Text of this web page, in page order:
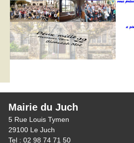
Mairie du Juch
5 Rue Louis Tymen
29100 Le Juch
Tel : 02 98 74 71 50